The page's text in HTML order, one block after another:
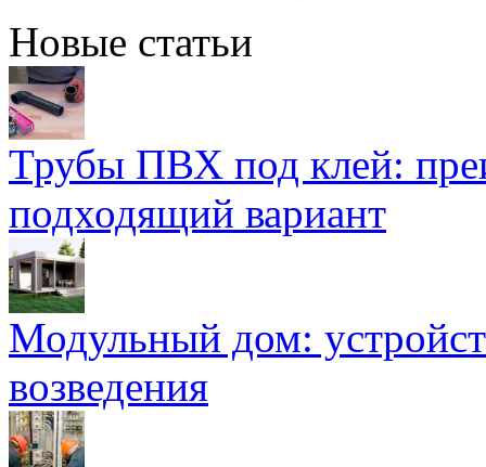
Новые статьи
Трубы ПВХ под клей:
подходящий вариант
Модульный дом:
возведения